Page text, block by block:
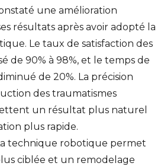
une amélioration
résultats après avoir adopté la
Le taux de satisfaction des
de 90% à 98%, et le temps de
de 20%. La précision
des traumatismes
un résultat plus naturel
plus rapide.
technique robotique permet
ciblée et un remodelage